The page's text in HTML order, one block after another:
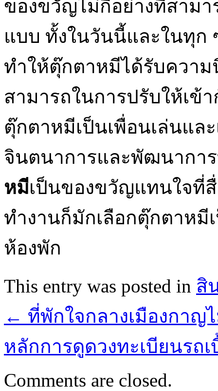
ของขวัญไม่กี่อย่างที่สาม
แบบ ทั้งในวันนี้และในทุก
ทำให้ตุ๊กตาหมีได้รับความ
สามารถในการปรับให้เข้
ตุ๊กตาหมีเป็นเพื่อนเล่นแล
จินตนาการและพัฒนากา
หมีเป็นของขวัญแทนใจที่
ทำงานก็มักเลือกตุ๊กตาหมี
ห้องพัก
This entry was posted in สิ
← ที่พักใจกลางเมืองกาญ
หลักการดูดวงทะเบียนรถ
Comments are closed.